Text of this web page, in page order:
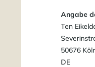
Angabe
Ten
50676
DE